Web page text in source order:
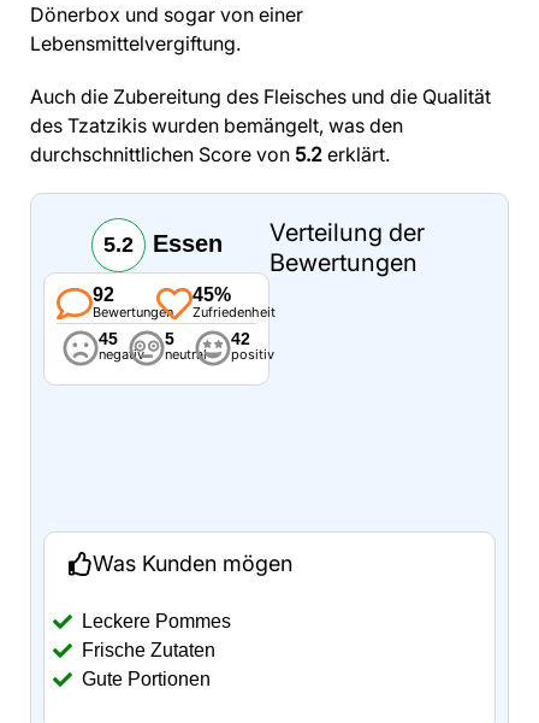
Dönerbox und sogar von einer
Lebensmittelvergiftung.
Auch die Zubereitung des Fleisches und die Qualität
des Tzatzikis wurden bemängelt, was den
durchschnittlichen Score von 5.2 erklärt.
5.2 Essen
92
Bewertungen
45%
Zufriedenheit
45
negativ
5
neutral
42
positiv
Verteilung der
Bewertungen
Was Kunden mögen
Leckere Pommes
Frische Zutaten
Gute Portionen